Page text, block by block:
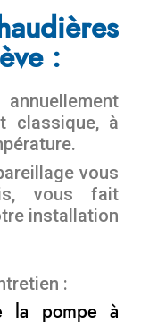
:
classique, à
vous
vous fait
installation
:
la pompe à